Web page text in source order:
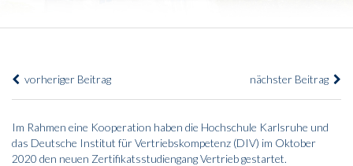
Impressum
vorheriger Beitrag nächster Beitrag
Im Rahmen eine Kooperation haben die Hochschule Karlsruhe und
das Deutsche Institut für Vertriebskompetenz (DIV) im Oktober
2020 den neuen Zertifikatsstudiengang Vertrieb gestartet.